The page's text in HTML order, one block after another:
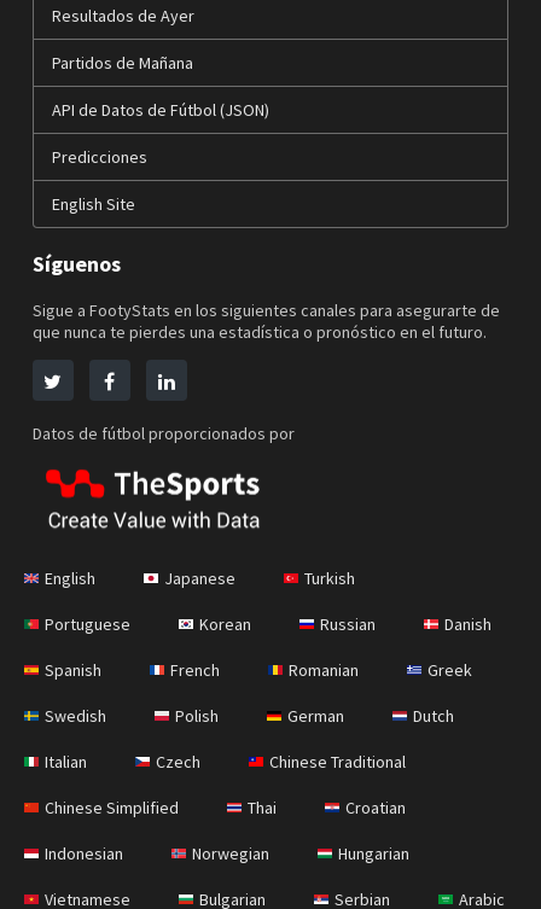
Resultados de Ayer
Partidos de Mañana
API de Datos de Fútbol (JSON)
Predicciones
English Site
Síguenos
Sigue a FootyStats en los siguientes canales para asegurarte de
que nunca te pierdes una estadística o pronóstico en el futuro.
Datos de fútbol proporcionados por
English Japanese Turkish
Portuguese Korean Russian Danish
Spanish French Romanian Greek
Swedish Polish German Dutch
Italian Czech Chinese Traditional
Chinese Simplified Thai Croatian
Indonesian Norwegian Hungarian
Vietnamese Bulgarian Serbian Arabic